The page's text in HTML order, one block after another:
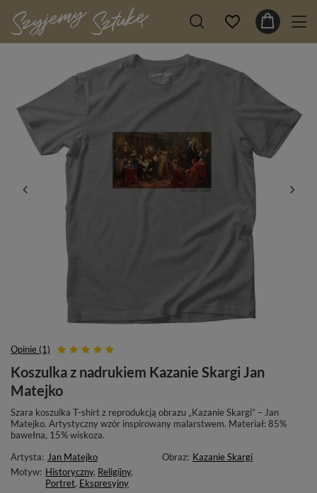
Opinie (1)
Koszulka z nadrukiem Kazanie Skargi Jan
Matejko
Szara koszulka T-shirt z reprodukcją obrazu „Kazanie Skargi” – Jan
Matejko. Artystyczny wzór inspirowany malarstwem. Materiał: 85%
bawełna, 15% wiskoza.
Artysta: Jan Matejko Obraz: Kazanie Skargi
Motyw: Historyczny, Religijny,
Portret, Ekspresyjny